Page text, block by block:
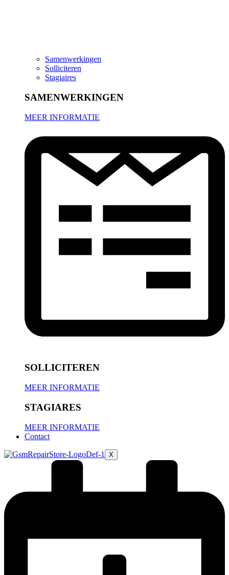
Samenwerkingen
Solliciteren
Stagiaires
SAMENWERKINGEN
MEER INFORMATIE
SOLLICITEREN
MEER INFORMATIE
STAGIARES
MEER INFORMATIE
Contact
X